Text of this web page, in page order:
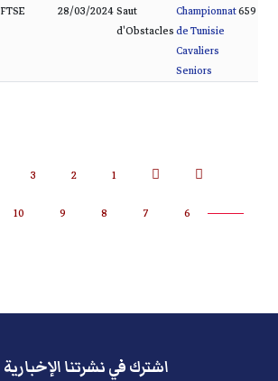
659
Championnat
de Tunisie
Cavaliers
Seniors
Saut
d'Obstacles
28/03/2024
FTSE
1
2
3
6
7
8
9
10
اشترك في نشرتنا الإخبارية